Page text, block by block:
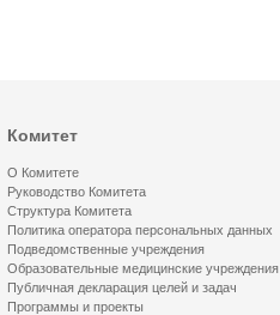
Комитет
О Комитете
Руководство Комитета
Структура Комитета
Политика оператора персональных данных
Подведомственные учреждения
Образовательные медицинские учреждения
Публичная декларация целей и задач
Программы и проекты